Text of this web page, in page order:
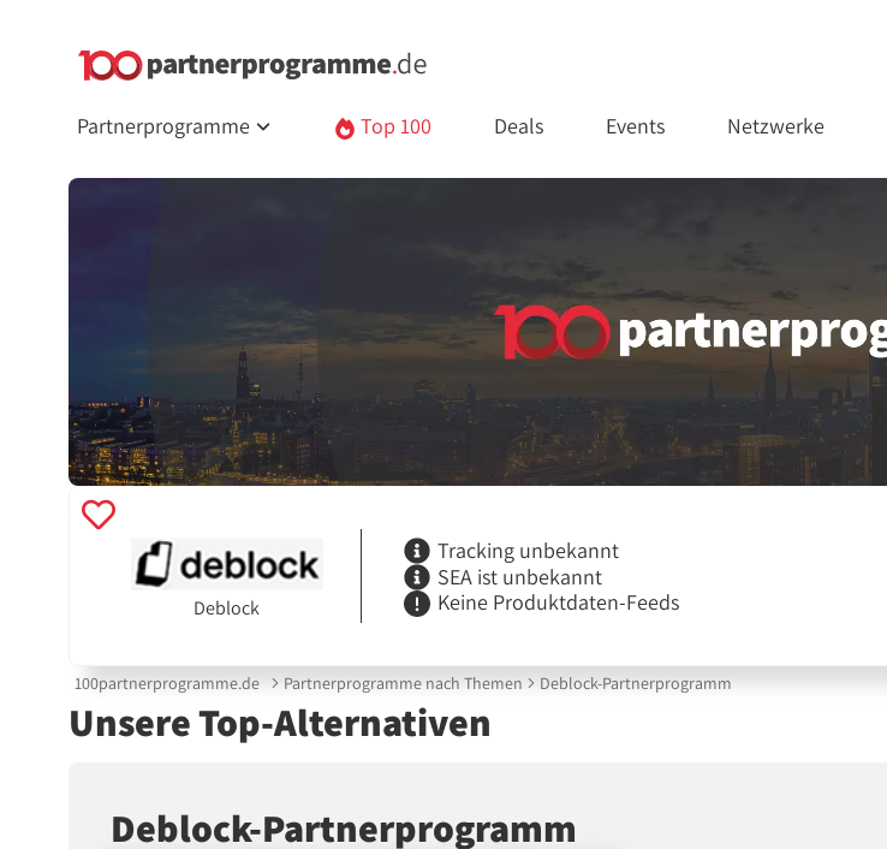
Partnerprogramme Top 100 Deals Events Netzwerke
Deblock
Tracking unbekannt
SEA ist unbekannt
Keine Produktdaten-Feeds
100partnerprogramme.de Partnerprogramme nach Themen Deblock-Partnerprogramm
Unsere Top-Alternativen
Deblock-Partnerprogramm